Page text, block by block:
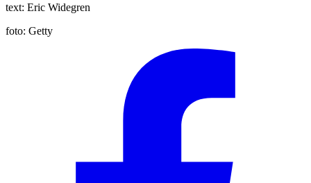
text: Eric Widegren
foto: Getty